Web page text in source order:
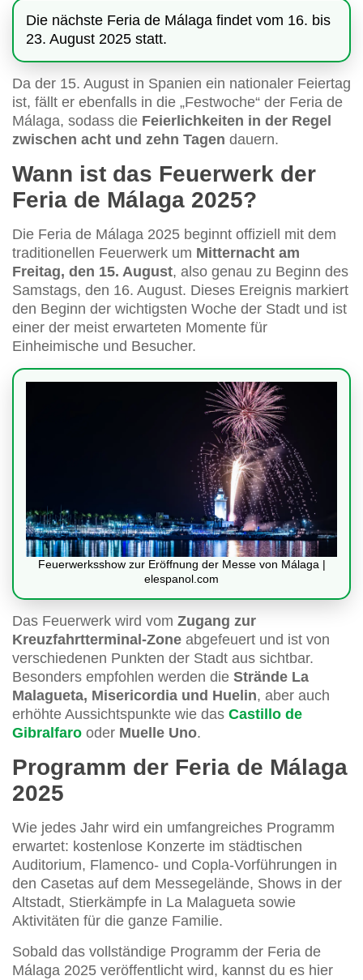
Die nächste Feria de Málaga findet vom 16. bis
23. August 2025 statt.
Da der 15. August in Spanien ein nationaler Feiertag
ist, fällt er ebenfalls in die „Festwoche“ der Feria de
Málaga, sodass die Feierlichkeiten in der Regel
zwischen acht und zehn Tagen dauern.
Wann ist das Feuerwerk der
Feria de Málaga 2025?
Die Feria de Málaga 2025 beginnt offiziell mit dem
traditionellen Feuerwerk um Mitternacht am
Freitag, den 15. August, also genau zu Beginn des
Samstags, den 16. August. Dieses Ereignis markiert
den Beginn der wichtigsten Woche der Stadt und ist
einer der meist erwarteten Momente für
Einheimische und Besucher.
Feuerwerksshow zur Eröffnung der Messe von Málaga |
elespanol.com
Das Feuerwerk wird vom Zugang zur
Kreuzfahrtterminal-Zone abgefeuert und ist von
verschiedenen Punkten der Stadt aus sichtbar.
Besonders empfohlen werden die Strände La
Malagueta, Misericordia und Huelin, aber auch
erhöhte Aussichtspunkte wie das Castillo de
Gibralfaro oder Muelle Uno.
Programm der Feria de Málaga
2025
Wie jedes Jahr wird ein umfangreiches Programm
erwartet: kostenlose Konzerte im städtischen
Auditorium, Flamenco- und Copla-Vorführungen in
den Casetas auf dem Messegelände, Shows in der
Altstadt, Stierkämpfe in La Malagueta sowie
Aktivitäten für die ganze Familie.
Sobald das vollständige Programm der Feria de
Málaga 2025 veröffentlicht wird, kannst du es hier